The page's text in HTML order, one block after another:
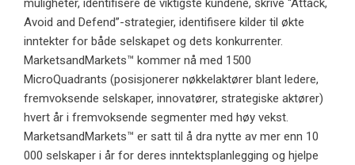
muligheter, identifisere de viktigste kundene, skrive “Attack,
Avoid and Defend”-strategier, identifisere kilder til økte
inntekter for både selskapet og dets konkurrenter.
MarketsandMarkets™ kommer nå med 1500
MicroQuadrants (posisjonerer nøkkelaktører blant ledere,
fremvoksende selskaper, innovatører, strategiske aktører)
hvert år i fremvoksende segmenter med høy vekst.
MarketsandMarkets™ er satt til å dra nytte av mer enn 10
000 selskaper i år for deres inntektsplanlegging og hjelpe